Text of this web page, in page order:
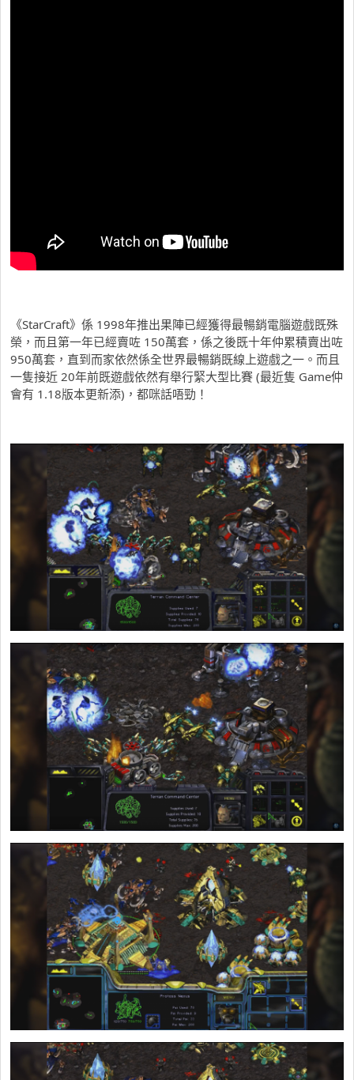
《StarCraft》係 1998年推出果陣已經獲得最暢銷電腦遊戲既殊
榮，而且第一年已經賣咗 150萬套，係之後既十年仲累積賣出咗
950萬套，直到而家依然係全世界最暢銷既線上遊戲之一。而且
一隻接近 20年前既遊戲依然有舉行緊大型比賽 (最近隻 Game仲
會有 1.18版本更新添)，都咪話唔勁！